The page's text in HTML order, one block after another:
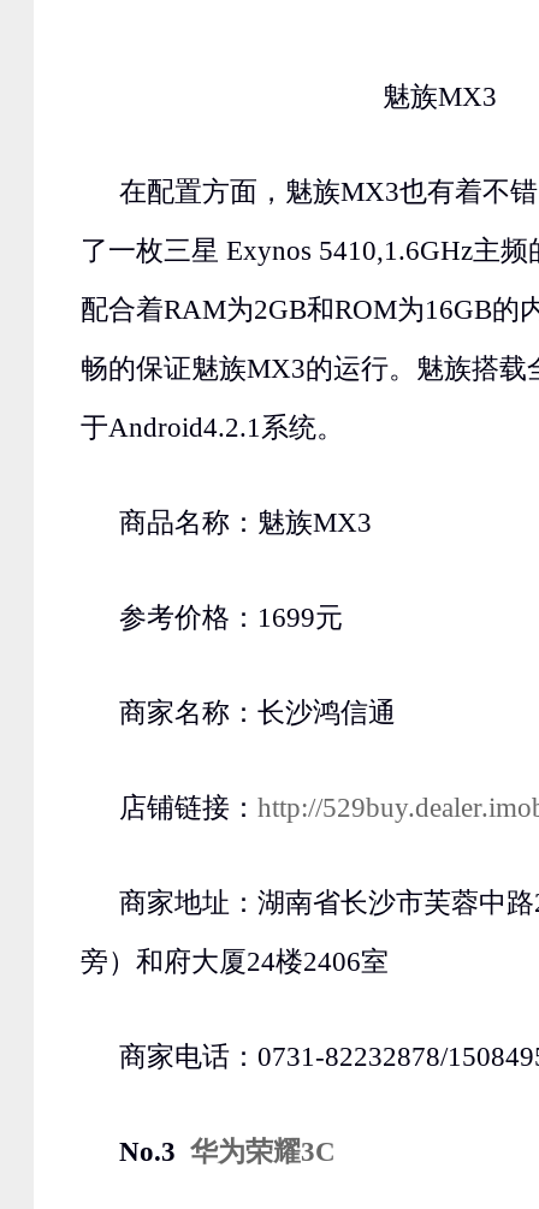
魅族MX3
在配置方面，魅族MX3也有着不
了一枚三星 Exynos 5410,1.6GHz主
配合着RAM为2GB和ROM为16GB的
畅的保证魅族MX3的运行。魅族搭载
于Android4.2.1系统。
商品名称：魅族MX3
参考价格：1699元
商家名称：长沙鸿信通
店铺链接： http://
商家地址：湖南省长沙市芙蓉中
旁）和府大厦24楼2406室
商家电话：0731-82232878/
No.3 华为荣耀3C